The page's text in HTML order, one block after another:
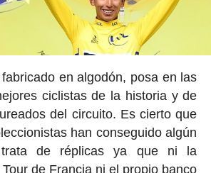
en algodón, posa en las
ciclistas de la historia y de
del circuito. Es cierto que
han conseguido algún
de réplicas ya que ni la
de Francia ni el propio banco